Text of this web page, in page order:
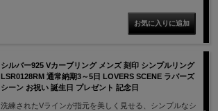
シルバー925 Vカーブリング メンズ 刻印 シンプルリング
LSR0128RM 通常納期3～5日 LOVERS SCENE ラバーズ
シーン お祝い 誕生日 プレゼント 記念日
洗練されたVラインが指元を美しく見せる、シンプルなシ